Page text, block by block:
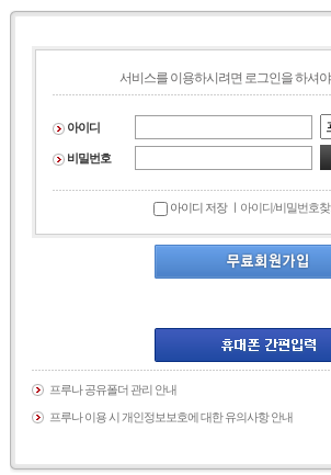
서비스를 이용하시려면 로그인을 하셔
아이디
비밀번호
아이디 저장 ㅣ 아이디/비밀번호
프루나 공유폴더 관리 안내
프루나 이용 시 개인정보보호에 대한 유의사항 안내